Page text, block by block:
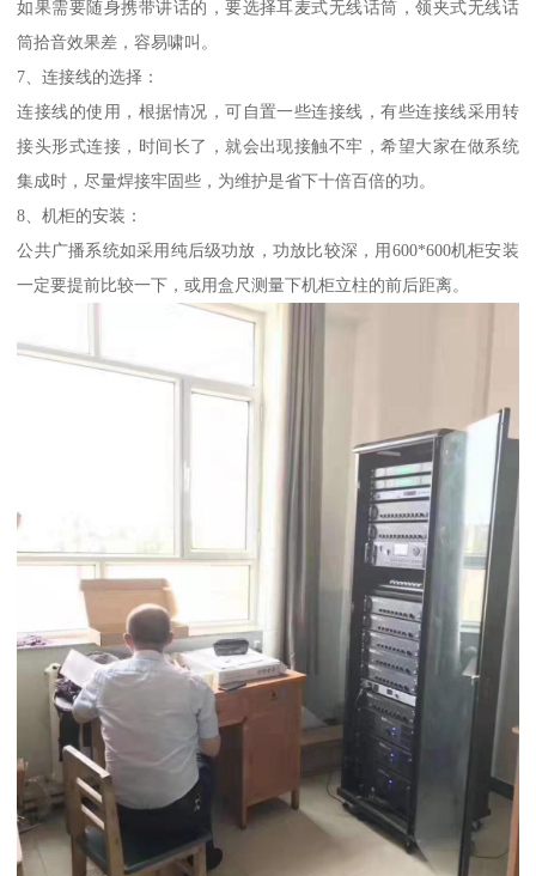
如果需要随身携带讲话的，要选择耳麦式无线话筒，领夹式无线话
筒拾音效果差，容易啸叫。
7、连接线的选择：
连接线的使用，根据情况，可自置一些连接线，有些连接线采用转
接头形式连接，时间长了，就会出现接触不牢，希望大家在做系统
集成时，尽量焊接牢固些，为维护是省下十倍百倍的功。
8、机柜的安装：
公共广播系统如采用纯后级功放，功放比较深，用600*600机柜安装
一定要提前比较一下，或用盒尺测量下机柜立柱的前后距离。